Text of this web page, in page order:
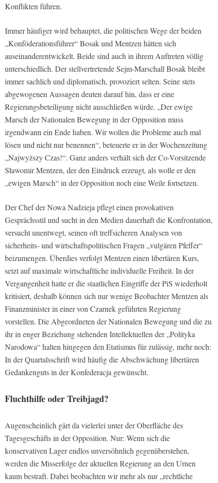
Konflikten führen.
Immer häufiger wird behauptet, die politischen Wege der beiden
„Konföderationsführer“ Bosak und Mentzen hätten sich
auseinanderentwickelt. Beide sind auch in ihrem Auftreten völlig
unterschiedlich. Der stellvertretende Sejm-Marschall Bosak bleibt
immer sachlich und diplomatisch, provoziert selten. Seine stets
abgewogenen Aussagen deuten darauf hin, dass er eine
Regierungsbeteiligung nicht ausschließen würde. „Der ewige
Marsch der Nationalen Bewegung in der Opposition muss
irgendwann ein Ende haben. Wir wollen die Probleme auch mal
lösen und nicht nur benennen“, beteuerte er in der Wochenzeitung
„Najwyższy Czas!“. Ganz anders verhält sich der Co-Vorsitzende
Sławomir Mentzen, der den Eindruck erzeugt, als wolle er den
„ewigen Marsch“ in der Opposition noch eine Weile fortsetzen.
Der Chef der Nowa Nadzieja pflegt einen provokativen
Gesprächsstil und sucht in den Medien dauerhaft die Konfrontation,
versucht unentwegt, seinen oft treffsicheren Analysen von
sicherheits- und wirtschaftspolitischen Fragen „vulgären Pfeffer“
beizumengen. Überdies verfolgt Mentzen einen libertären Kurs,
setzt auf maximale wirtschaftliche individuelle Freiheit. In der
Vergangenheit hatte er die staatlichen Eingriffe der PiS wiederholt
kritisiert, deshalb können sich nur wenige Beobachter Mentzen als
Finanzminister in einer von Czarnek geführten Regierung
vorstellen. Die Abgeordneten der Nationalen Bewegung und die zu
ihr in enger Beziehung stehenden Intellektuellen der „Polityka
Narodowa“ halten hingegen den Etatismus für zulässig, mehr noch:
In der Quartalsschrift wird häufig die Abschwächung libertären
Gedankenguts in der Konfederacja gewünscht.
Fluchthilfe oder Treibjagd?
Augenscheinlich gärt da vielerlei unter der Oberfläche des
Tagesgeschäfts in der Opposition. Nur: Wenn sich die
konservativen Lager endlos unversöhnlich gegenüberstehen,
werden die Misserfolge der aktuellen Regierung an den Urnen
kaum bestraft. Dabei beobachten wir mehr als nur „rechtliche